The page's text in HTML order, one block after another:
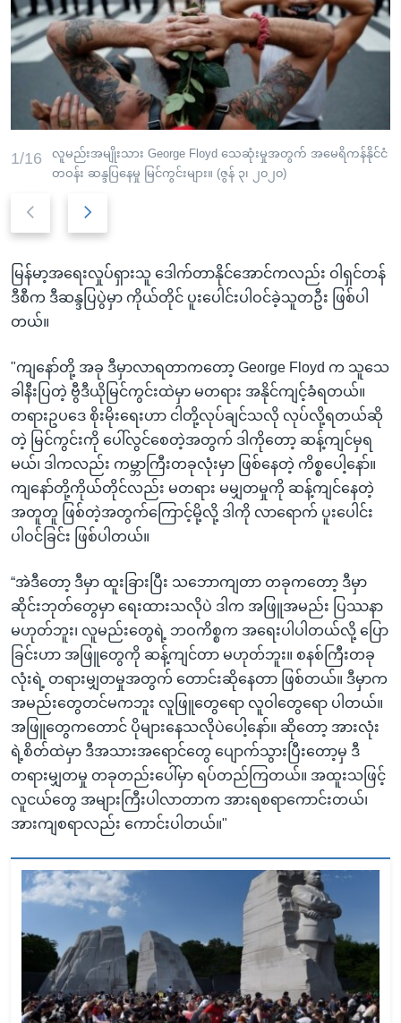
1/16
လူမည်းအမျိုးသား George Floyd သေဆုံးမှုအတွက် အမေရိကန်နိုင်ငံ
တဝန်း ဆန္ဒပြနေမှု မြင်ကွင်းများ။ (ဇွန် ၃၊ ၂၀၂၀)
v
i
o
s
l
i
d
e
t
s
d
e
မြန်မာ့အရေးလှုပ်ရှားသူ ဒေါက်တာနိုင်အောင်ကလည်း ဝါရှင်တန်
ဒီစီက ဒီဆန္ဒပြပွဲမှာ ကိုယ်တိုင် ပူးပေါင်းပါဝင်ခဲ့သူတဦး ဖြစ်ပါ
တယ်။
"ကျနော်တို့ အခု ဒီမှာလာရတာကတော့ George Floyd က သူသေ
ခါနီးပြတဲ့ ဗွီဒီယိုမြင်ကွင်းထဲမှာ မတရား အနိုင်ကျင့်ခံရတယ်။
တရားဥပဒေ စိုးမိုးရေးဟာ ငါတို့လုပ်ချင်သလို လုပ်လို့ရတယ်ဆို
တဲ့ မြင်ကွင်းကို ပေါ်လွင်စေတဲ့အတွက် ဒါကိုတော့ ဆန့်ကျင်မှရ
မယ်၊ ဒါကလည်း ကမ္ဘာကြီးတခုလုံးမှာ ဖြစ်နေတဲ့ ကိစ္စပေါ့နော်။
ကျနော်တို့ကိုယ်တိုင်လည်း မတရား မမျှတမှုကို ဆန့်ကျင်နေတဲ့
အတူတူ ဖြစ်တဲ့အတွက်ကြောင့်မို့လို့ ဒါကို လာရောက် ပူးပေါင်း
ပါဝင်ခြင်း ဖြစ်ပါတယ်။
“အဲဒီတော့ ဒီမှာ ထူးခြားပြီး သဘောကျတာ တခုကတော့ ဒီမှာ
ဆိုင်းဘုတ်တွေမှာ ရေးထားသလိုပဲ ဒါက အဖြူအမည်း ပြဿနာ
မဟုတ်ဘူး၊ လူမည်းတွေရဲ့ ဘဝကိစ္စက အရေးပါပါတယ်လို့ ပြော
ခြင်းဟာ အဖြူတွေကို ဆန့်ကျင်တာ မဟုတ်ဘူး။ စနစ်ကြီးတခု
လုံးရဲ့ တရားမျှတမှုအတွက် တောင်းဆိုနေတာ ဖြစ်တယ်။ ဒီမှာက
အမည်းတွေတင်မကဘူး လူဖြူတွေရော လူဝါတွေရော ပါတယ်။
အဖြူတွေကတောင် ပိုများနေသလိုပဲပေါ့နော်။ ဆိုတော့ အားလုံး
ရဲ့စိတ်ထဲမှာ ဒီအသားအရောင်တွေ ပျောက်သွားပြီးတော့မှ ဒီ
တရားမျှတမှု တခုတည်းပေါ်မှာ ရပ်တည်ကြတယ်။ အထူးသဖြင့်
လူငယ်တွေ အများကြီးပါလာတာက အားရစရာကောင်းတယ်၊
အားကျစရာလည်း ကောင်းပါတယ်။"